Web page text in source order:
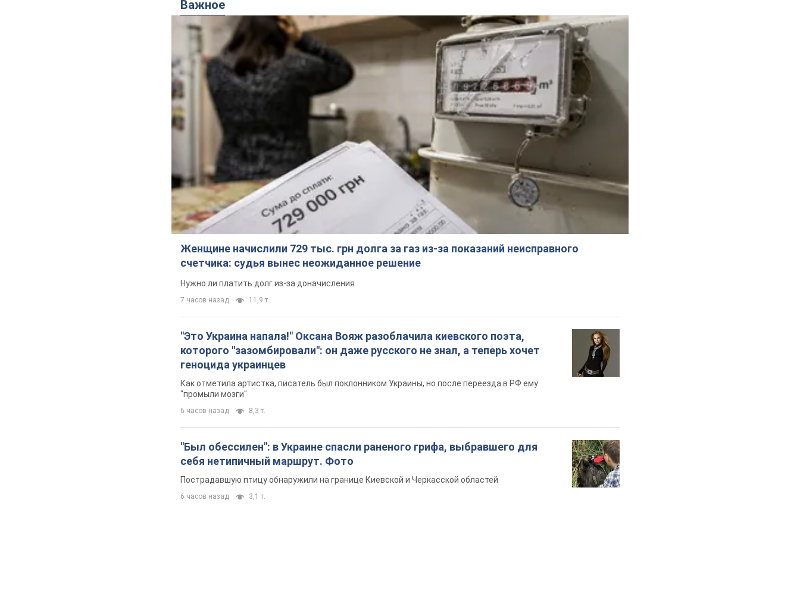
Важное
Женщине начислили 729 тыс. грн долга за газ из-за показаний неисправного
счетчика: судья вынес неожиданное решение
Нужно ли платить долг из-за доначисления
7 часов назад 11,9 т.
"Это Украина напала!" Оксана Вояж разоблачила киевского поэта,
которого "зазомбировали": он даже русского не знал, а теперь хочет
геноцида украинцев
Как отметила артистка, писатель был поклонником Украины, но после переезда в РФ ему
"промыли мозги"
6 часов назад 8,3 т.
"Был обессилен": в Украине спасли раненого грифа, выбравшего для
себя нетипичный маршрут. Фото
Пострадавшую птицу обнаружили на границе Киевской и Черкасской областей
6 часов назад 3,1 т.